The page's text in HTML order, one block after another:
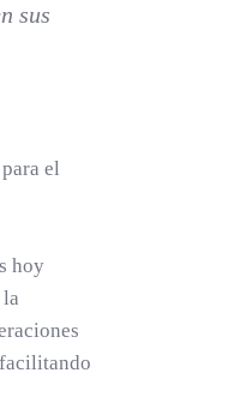
sus
el
hoy